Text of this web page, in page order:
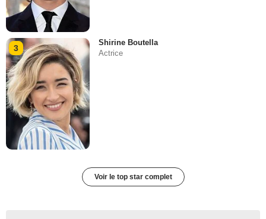
3
Shirine Boutella
Actrice
Voir le top star complet